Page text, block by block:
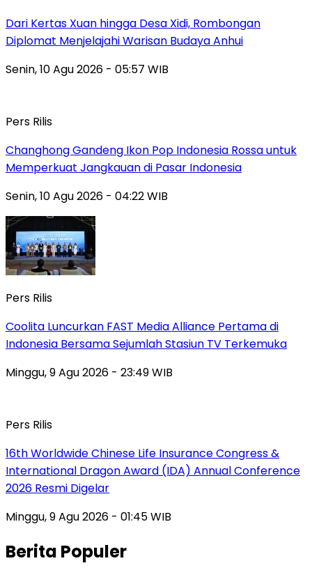
Dari Kertas Xuan hingga Desa Xidi, Rombongan
Diplomat Menjelajahi Warisan Budaya Anhui
Senin, 10 Agu 2026 - 05:57 WIB
Pers Rilis
Changhong Gandeng Ikon Pop Indonesia Rossa untuk
Memperkuat Jangkauan di Pasar Indonesia
Senin, 10 Agu 2026 - 04:22 WIB
Pers Rilis
Coolita Luncurkan FAST Media Alliance Pertama di
Indonesia Bersama Sejumlah Stasiun TV Terkemuka
Minggu, 9 Agu 2026 - 23:49 WIB
Pers Rilis
16th Worldwide Chinese Life Insurance Congress &
International Dragon Award (IDA) Annual Conference
2026 Resmi Digelar
Minggu, 9 Agu 2026 - 01:45 WIB
Berita Populer